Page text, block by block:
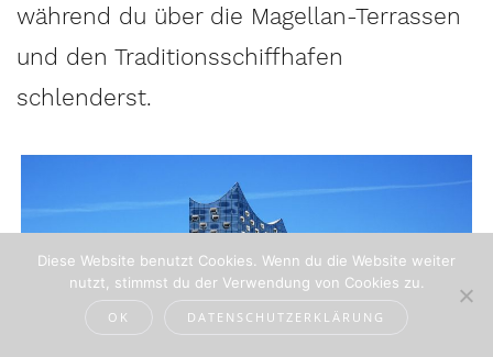
während du über die Magellan-Terrassen
und den Traditionsschiffhafen
schlenderst.
Diese Website benutzt Cookies. Wenn du die Website weiter
nutzt, stimmst du der Verwendung von Cookies zu.
OK DATENSCHUTZERKLÄRUNG